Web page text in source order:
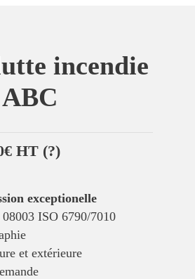
incendie
HT (?)
exceptionelle
ISO 6790/7010
et extérieure